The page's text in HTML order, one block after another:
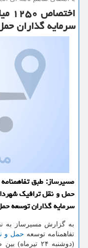
سرمایه گذاران
مسیرساز: طبق
سرمایه گذاران توسعه
به گزارش مسیرساز به
تفاهمنامه توسعه حمل و
(دوشنبه ۲۴